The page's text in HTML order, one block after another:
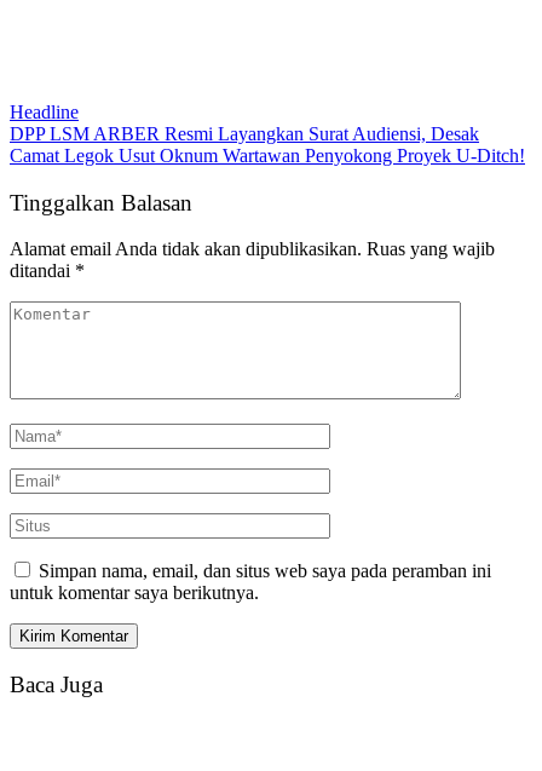
Headline
DPP LSM ARBER Resmi Layangkan Surat Audiensi, Desak
Camat Legok Usut Oknum Wartawan Penyokong Proyek U-Ditch!
Tinggalkan Balasan
Alamat email Anda tidak akan dipublikasikan. Ruas yang wajib
ditandai *
Simpan nama, email, dan situs web saya pada peramban ini
untuk komentar saya berikutnya.
Baca Juga